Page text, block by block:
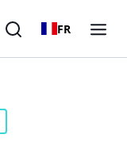
FR